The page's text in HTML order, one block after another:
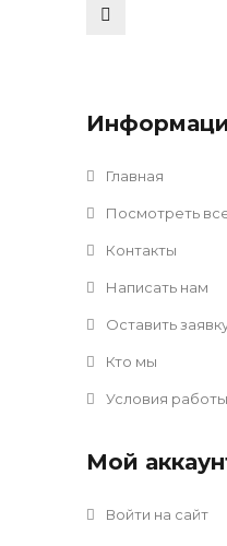
Главная
Посмотреть
Контакты
Написать нам
Оставить
Кто мы
Условия
Мой
Войти на сайт